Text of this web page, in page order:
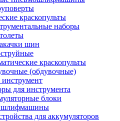
краскопульты
наборы
шин
краскопульты
(обдувочные)
для инструмента
блоки
шлифмашины
для аккумуляторов